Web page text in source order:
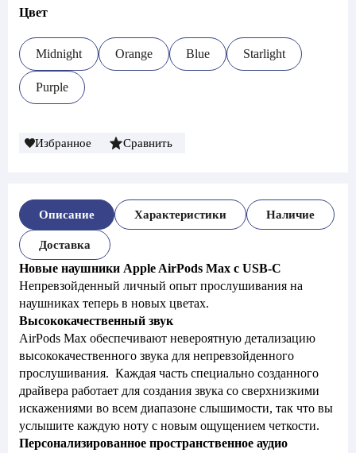
Цвет
Midnight Orange Blue Starlight
Purple
Избранное Сравнить
Описание Характеристики Наличие
Доставка
Новые наушники Apple AirPods Max с USB-C
Непревзойденный личный опыт прослушивания на
наушниках теперь в новых цветах.
Высококачественный звук
AirPods Max обеспечивают невероятную детализацию
высококачественного звука для непревзойденного
прослушивания. Каждая часть специально созданного
драйвера работает для создания звука со сверхнизкими
искажениями во всем диапазоне слышимости, так что вы
услышите каждую ноту с новым ощущением четкости.
Персонализированное пространственное аудио